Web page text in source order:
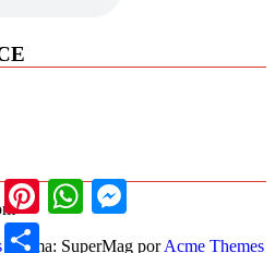
|Tema: SuperMag porAcme Themes
PinterestWhatsAppMessenger
Telegram